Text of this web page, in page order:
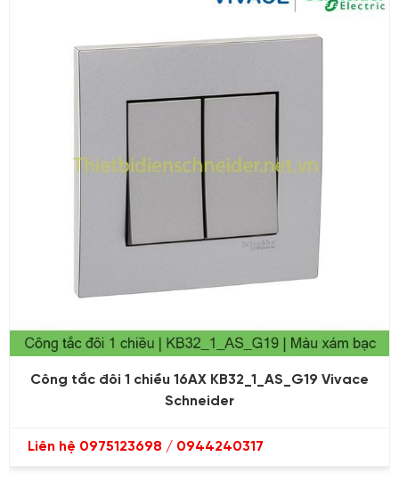
Công tắc đôi 1 chiều 16AX KB32_1_AS_G19 Vivace
Schneider
Liên hệ 0975123698 / 0944240317